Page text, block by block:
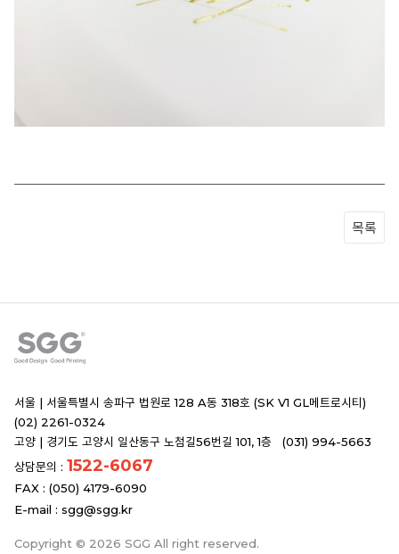
목록
서울 | 서울특별시 송파구 법원로 128 A동 318호 (SK V1 GL메트로시티)
(02) 2261-0324
고양 | 경기도 고양시 일산동구 노첨길56번길 101, 1층 (031) 994-5663
상담문의 : 1522-6067
FAX : (050) 4179-6090
E-mail : sgg@sgg.kr
Copyright © 2026 SGG All right reserved.